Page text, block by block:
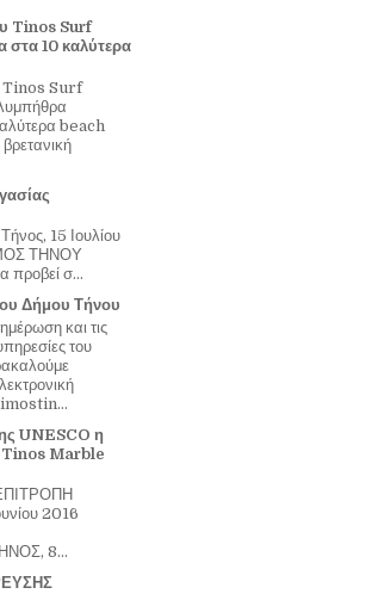
Tinos Surf
στα 10 καλύτερα
Tinos Surf
beach
15 Ιουλίου
ΤΗΝΟΥ
σ...
Δήμου Τήνου
και τις
του
UNESCO η
Tinos Marble
ΕΠΙΤΡΟΠΗ
2016
8...